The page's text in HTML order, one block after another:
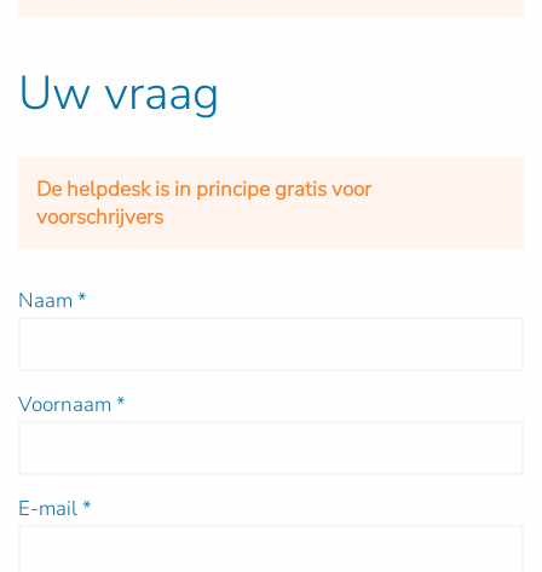
Uw vraag
De helpdesk is in principe gratis voor
voorschrijvers
Naam *
Voornaam *
E-mail*